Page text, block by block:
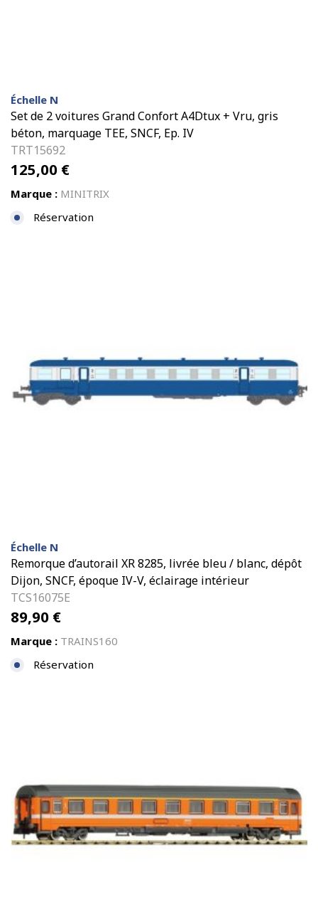
Échelle N
Set de 2 voitures Grand Confort A4Dtux + Vru, gris
béton, marquage TEE, SNCF, Ep. IV
TRT15692
125,00 €
Marque : MINITRIX
Réservation
Échelle N
Remorque d’autorail XR 8285, livrée bleu / blanc, dépôt
Dijon, SNCF, époque IV-V, éclairage intérieur
TCS16075E
89,90 €
Marque : TRAINS160
Réservation